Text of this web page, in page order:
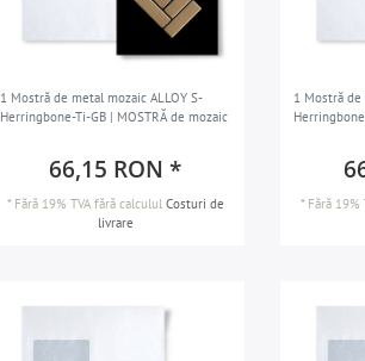
1 Mostră de metal mozaic ALLOY S-
Herringbone-Ti-GB | MOSTRĂ de mozaic
66,15 RON *
* Fără 19% TVAfără calculul Costuri de
livrare
1 Mostră de
* Fără 19%